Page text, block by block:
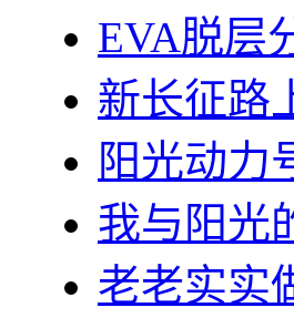
EVA脱层
新长征路
阳光动力
我与阳光
老老实实